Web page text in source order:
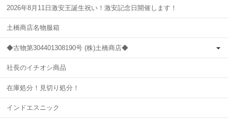
2026年8月11日激安王誕生祝い！激安記念日開催します！
土橋商店名物服箱
◆古物第304401308190号 (株)土橋商店◆
社長のイチオシ商品
在庫処分！見切り処分！
インドエスニック